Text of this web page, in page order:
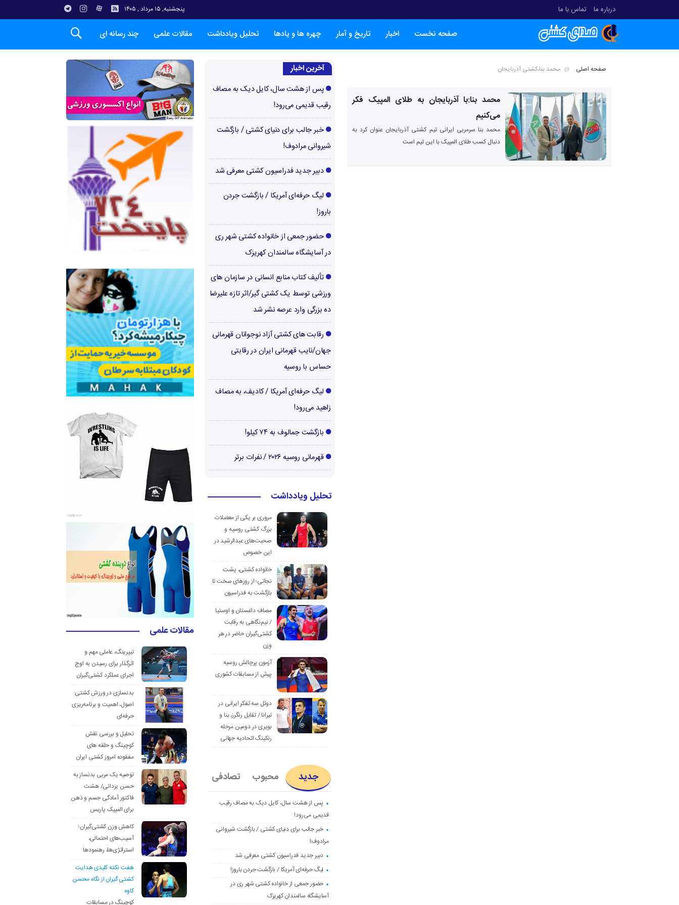
درباره ما تماس با ما پنجشنبه, ۱۵ مرداد , ۱۴۰۵
صفحه نخست اخبار تاریخ و آمار چهره ها و یادها تحلیل ویادداشت مقالات علمی چند رسانه ای
صفحه اصلی محمد بنا،کشتی آذربایجان
محمد بنا:با آذربایجان به طلای المپیک فکر
می‌کنیم
محمد بنا سرمربی ایرانی تیم کشتی آذربایجان عنوان کرد به
دنبال کسب طلای المپیک با این تیم است
آخرین اخبار
پس از هشت سال، کایل دیک به مصاف
رقیب قدیمی می‌رود!
خبر جالب برای دنیای کشتی / بازگشت
شیروانی مرادوف!
دبیر جدید فدراسیون کشتی معرفی شد
لیگ حرفه‌ای آمریکا / بازگشت جردن
باروز!
حضور جمعی از خانواده کشتی شهر ری
در آسایشگاه سالمندان کهریزک
تألیف کتاب منابع انسانی در سازمان های
ورزشی توسط یک کشتی گیر/اثر تازه علیرضا
ده بزرگی وارد عرصه نشر شد
رقابت های کشتی آزاد نوجوانان قهرمانی
جهان/نایب قهرمانی ایران در رقابتی
حساس با روسیه
لیگ حرفه‌ای آمریکا / کادیف، به مصاف
زاهید می‌رود!
بازگشت جمالوف به ۷۴ کیلو!
قهرمانی روسیه ۲۰۲۶ / نفرات برتر
تحلیل ویادداشت
مروری بر یکی از معضلات
بزرگ کشتی روسیه و
صحبت‌های عبدالرشید در
این خصوص
خانواده کشتی، پشت
نجاتی؛ از روزهای سخت تا
بازگشت به فدراسیون
مصاف داغستان و اوستیا
/ نیم‌نگاهی به رقابت
کشتی‌گیران حاضر در هر
وزن
آزمون پرچالش روسیه
پیش از مسابقات کشوری
دوئل سه تفکر ایرانی در
تیرانا / تقابل رنگرز، بنا و
بویری در دومین مرحله
رنکینگ اتحادیه جهانی
جدید محبوب تصادفی
پس از هشت سال، کایل دیک به مصاف رقیب
قدیمی می‌رود!
خبر جالب برای دنیای کشتی / بازگشت شیروانی
مرادوف!
دبیر جدید فدراسیون کشتی معرفی شد
لیگ حرفه‌ای آمریکا / بازگشت جردن باروز!
حضور جمعی از خانواده کشتی شهر ری در
آسایشگاه سالمندان کهریزک
مقالات علمی
تیپرینگ، عاملی مهم و
اثرگذار برای رسیدن به اوج
اجرای عملکرد کشتی‌گیران
بدنسازی در ورزش کشتی:
اصول، اهمیت و برنامه‌ریزی
حرفه‌ای
تحلیل و بررسی نقش
کوچینگ و حلقه های
مفقوده امروز کشتی ایران
توصیه یک مربی بدنساز به
حسن یزدانی/ هشت
فاکتور آمادگی جسم و ذهن
برای المپیک پاریس
کاهش وزن کشتی‌گیران؛
آسیب‌های احتمالی،
استراتژی‌ها، رهنمودها
هفت نکته کلیدی هدایت
کشتی گیران از نگاه محسن
کاوه
کوچینگ در مسابقات